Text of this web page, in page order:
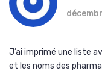
J’ai imprimé une liste
et les noms des